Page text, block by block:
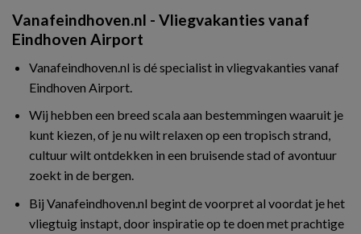
Vanafeindhoven.nl - Vliegvakanties vanaf
Eindhoven Airport
Vanafeindhoven.nl is dé specialist in vliegvakanties vanaf
Eindhoven Airport.
Wij hebben een breed scala aan bestemmingen waaruit je
kunt kiezen, of je nu wilt relaxen op een tropisch strand,
cultuur wilt ontdekken in een bruisende stad of avontuur
zoekt in de bergen.
Bij Vanafeindhoven.nl begint de voorpret al voordat je het
vliegtuig instapt, door inspiratie op te doen met prachtige